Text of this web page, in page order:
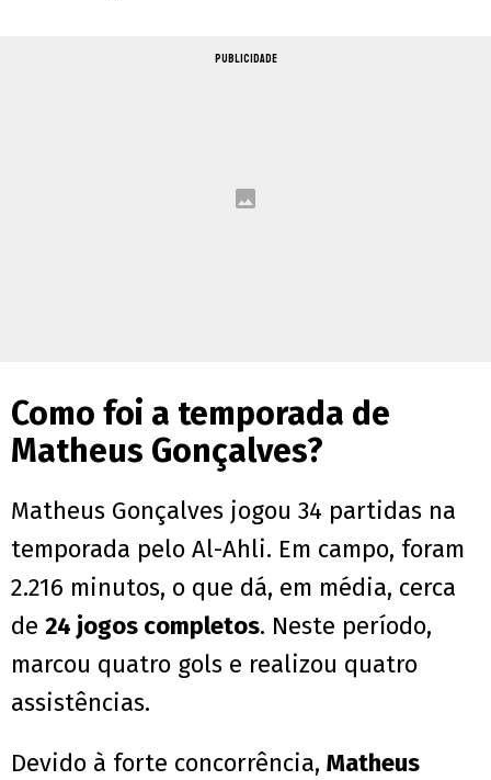
PUBLICIDADE
Como foi a temporada de
Matheus Gonçalves?
Matheus Gonçalves jogou 34 partidas na
temporada pelo Al-Ahli. Em campo, foram
2.216 minutos, o que dá, em média, cerca
de 24 jogos completos. Neste período,
marcou quatro gols e realizou quatro
assistências.
Devido à forte concorrência, Matheus